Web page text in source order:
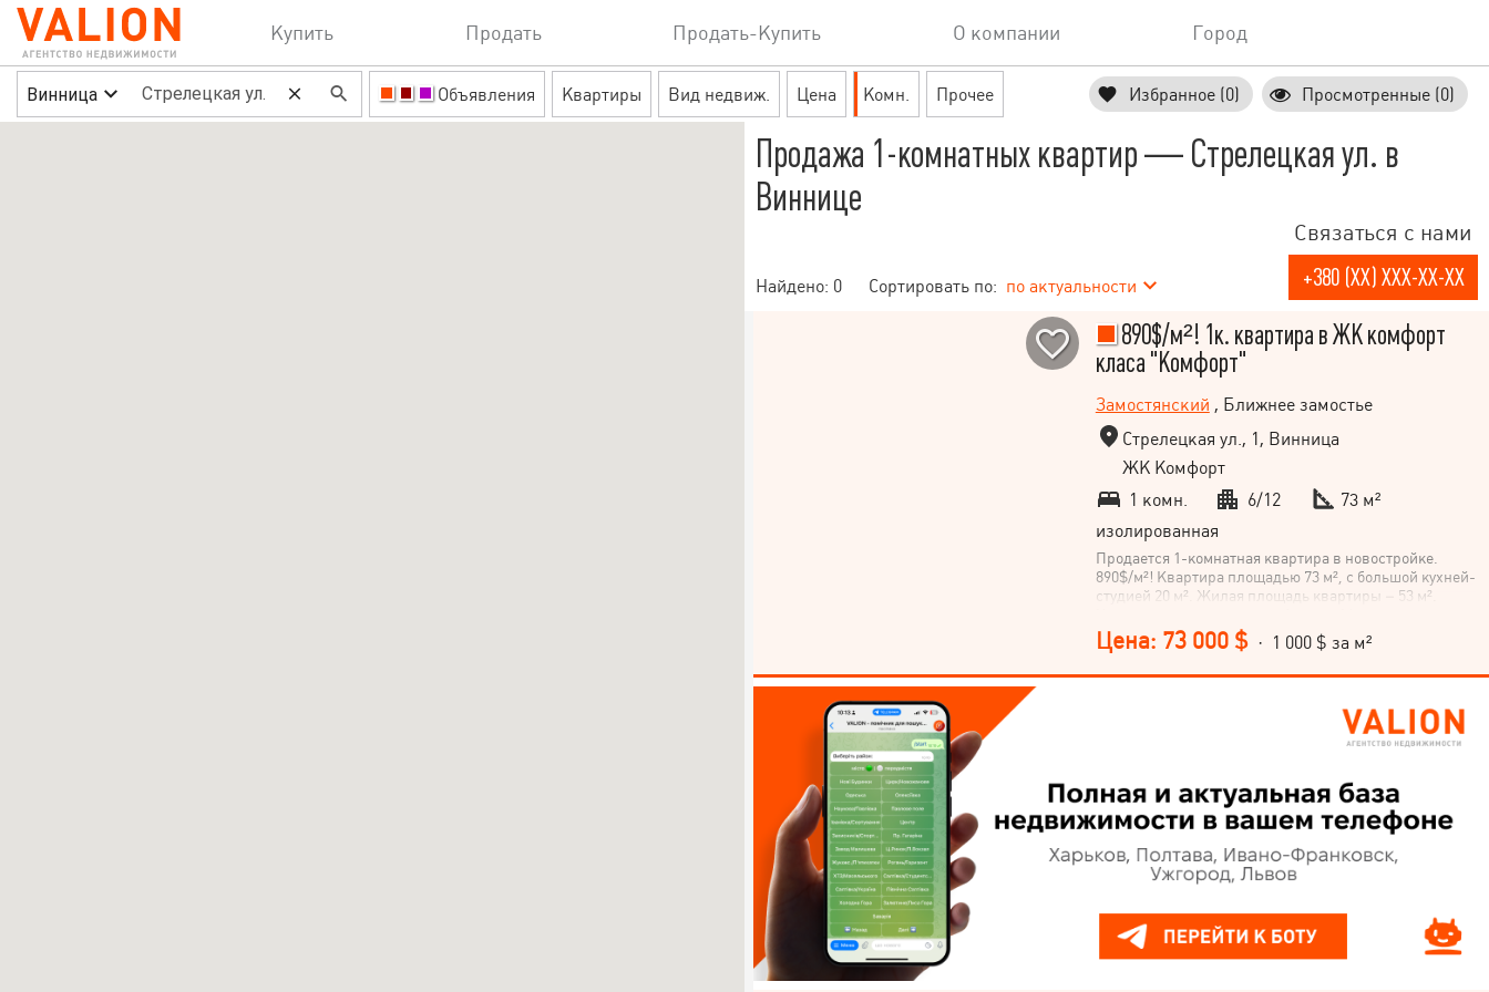
Купить Продать Продать-Купить О компании Город
Винница Объявления Квартиры Вид недвиж. Цена Комн. Прочее Избранное (0) Просмотренные (0)
Продажа 1-комнатных квартир — Стрелецкая ул. в
Виннице
Найдено: 0 Сортировать по: по актуальности
Связаться с нами
+380 (XX) XXX-XX-XX
890$/м²! 1к. квартира в ЖК комфорт
класа "Комфорт"
Замостянский , Ближнее замостье
Стрелецкая ул., 1, Винница
ЖК Комфорт
1 комн.
6/12
73 м²
изолированная
Продается 1-комнатная квартира в новостройке.
890$/м²! Квартира площадью 73 м², с большой кухней-
студией 20 м². Жилая площадь квартиры – 53 м².
Расположение квартиры: улица Стрелецкая, район
Ближнее Замостье, город Винница. Не упускайте
возможность приобрести эту стильную и комфортную
Цена: 73 000 $· 1 000 $ за м²